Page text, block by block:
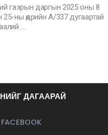
газрын даргын 2025 оны 8
25-ны өдрийн А/337 дугаартай
…
ДАГААРАЙ
FACEBOOK